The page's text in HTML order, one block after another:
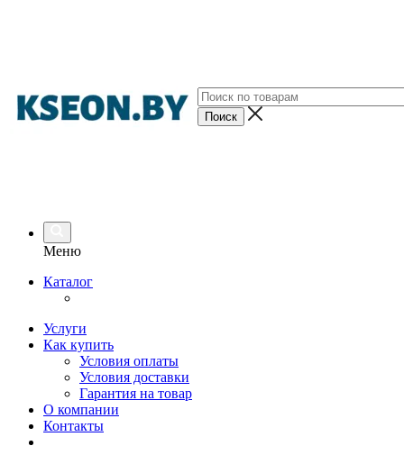
Меню
Каталог
Услуги
Как купить
Условия оплаты
Условия доставки
Гарантия на товар
О компании
Контакты